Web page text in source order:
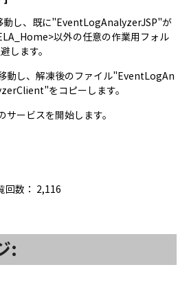
し、既に"EventLogAnalyzerJSP"が
以外の任意の作業用フォル
します。
動し、解凍後のファイル"EventLogAn
をコピーします。
ービスを開始します。
数： 2,116
: